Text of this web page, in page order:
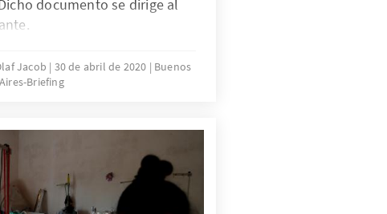
documento se dirige al
Jacob 30 de abril de 2020
Buenos
Aires-Briefing